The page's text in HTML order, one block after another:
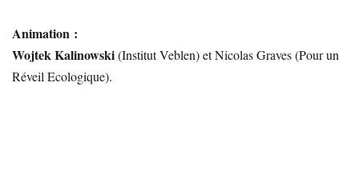
Animation :
Wojtek Kalinowski(Institut Veblen) et Nicolas Graves (Pour un
Réveil Ecologique).